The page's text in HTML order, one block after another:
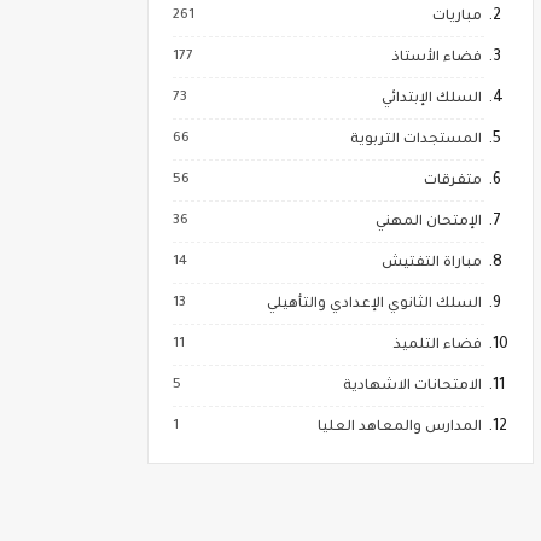
مباريات 261
فضاء الأستاذ 177
السلك الإبتدائي 73
المستجدات التربوية 66
متفرقات 56
الإمتحان المهني 36
مباراة التفتيش 14
السلك الثانوي الإعدادي والتأهيلي 13
فضاء التلميذ 11
الامتحانات الاشهادية 5
المدارس والمعاهد العليا 1